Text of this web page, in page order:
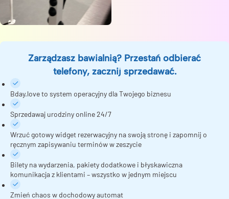
Zarządzasz bawialnią? Przestań odbierać
telefony, zacznij sprzedawać.
Bday.love to system operacyjny dla Twojego biznesu
Sprzedawaj urodziny online 24/7
Wrzuć gotowy widget rezerwacyjny na swoją stronę i zapomnij o
ręcznym zapisywaniu terminów w zeszycie
Bilety na wydarzenia, pakiety dodatkowe i błyskawiczna
komunikacja z klientami – wszystko w jednym miejscu
Zmień chaos w dochodowy automat